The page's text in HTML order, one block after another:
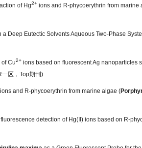
of Hg2+ ions and R-phycoerythrin from marine
a Deep Eutectic Solvents Aqueous Two-Phase
Cu2+ ions based on fluorescent Ag nanoparticles
一区， Top期刊 )
ions and R-phycoerythrin from marine algae (
detection of Hg(II) ions based on R-